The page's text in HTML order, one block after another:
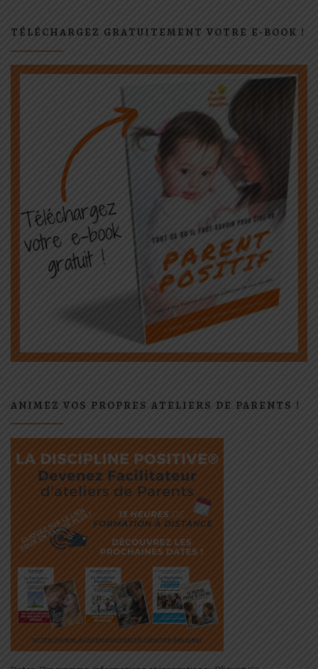
TÉLÉCHARGEZ GRATUITEMENT VOTRE E-BOOK !
ANIMEZ VOS PROPRES ATELIERS DE PARENTS !